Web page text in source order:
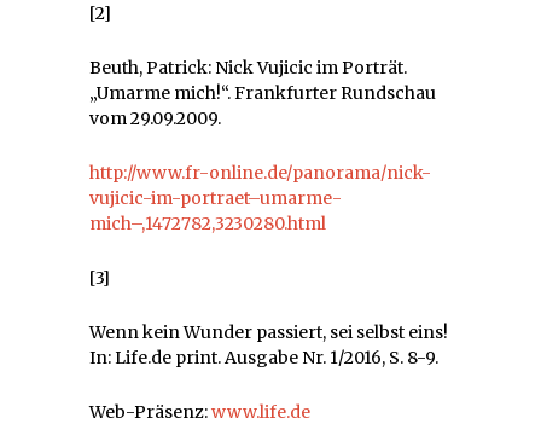
[2]
Beuth, Patrick: Nick Vujicic im Porträt.
„Umarme mich!“. Frankfurter Rundschau
vom 29.09.2009.
http://www.fr-online.de/panorama/nick-
vujicic-im-portraet–umarme-
mich–,1472782,3230280.html
[3]
Wenn kein Wunder passiert, sei selbst eins!
In: Life.de print. Ausgabe Nr. 1/2016, S. 8-9.
Web-Präsenz:www.life.de